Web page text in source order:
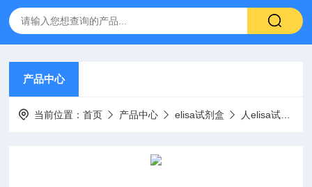
产品中心
当前位置：首页 产品中心 elisa试剂盒 人elisa试剂盒